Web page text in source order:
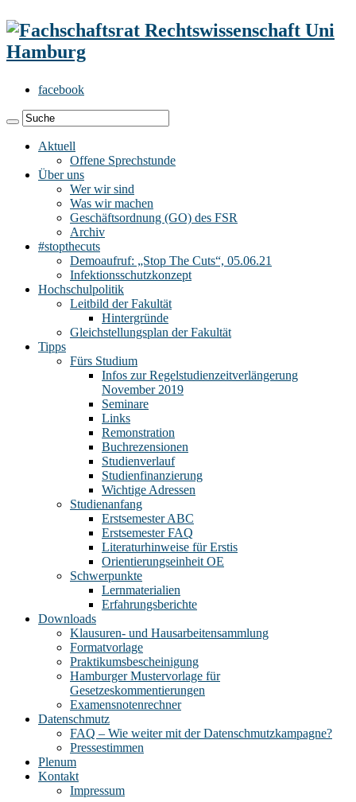
facebook
Aktuell
Offene Sprechstunde
Über uns
Wer wir sind
Was wir machen
Geschäftsordnung (GO) des FSR
Archiv
#stopthecuts
Demoaufruf: „Stop The Cuts“, 05.06.21
Infektionsschutzkonzept
Hochschulpolitik
Leitbild der Fakultät
Hintergründe
Gleichstellungsplan der Fakultät
Tipps
Fürs Studium
Infos zur Regelstudienzeitverlängerung
November 2019
Seminare
Links
Remonstration
Buchrezensionen
Studienverlauf
Studienfinanzierung
Wichtige Adressen
Studienanfang
Erstsemester ABC
Erstsemester FAQ
Literaturhinweise für Erstis
Orientierungseinheit OE
Schwerpunkte
Lernmaterialien
Erfahrungsberichte
Downloads
Klausuren- und Hausarbeitensammlung
Formatvorlage
Praktikumsbescheinigung
Hamburger Mustervorlage für
Gesetzeskommentierungen
Examensnotenrechner
Datenschmutz
FAQ – Wie weiter mit der Datenschmutzkampagne?
Pressestimmen
Plenum
Kontakt
Impressum